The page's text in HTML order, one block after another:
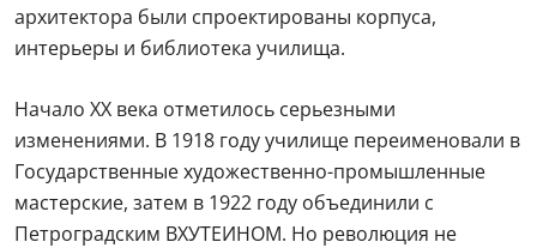
архитектора были спроектированы корпуса,
интерьеры и библиотека училища.
Начало XX века отметилось серьезными
изменениями. В 1918 году училище переименовали в
Государственные художественно-промышленные
мастерские, затем в 1922 году объединили с
Петроградским ВХУТЕИНОМ. Но революция не